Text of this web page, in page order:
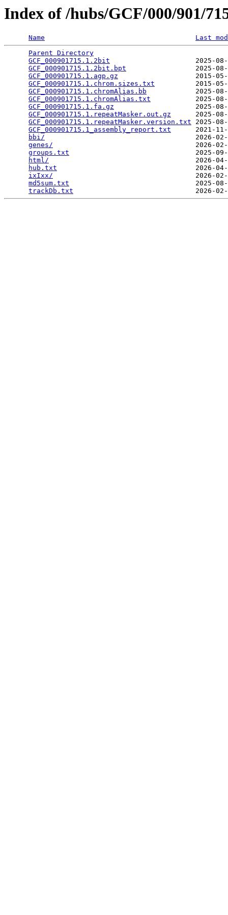
Index of /hubs/GCF/000/901/
Name
Last
Parent Directory
GCF_000901715.1.2bit
2025-
GCF_000901715.1.2bit.bpt
2025-
GCF_000901715.1.agp.gz
2015-
GCF_000901715.1.chrom.sizes.txt
2015-
GCF_000901715.1.chromAlias.bb
2025-
GCF_000901715.1.chromAlias.txt
2025-
GCF_000901715.1.fa.gz
2025-
GCF_000901715.1.repeatMasker.out.gz
2025-
GCF_000901715.1.repeatMasker.version.txt 2025-
GCF_000901715.1_assembly_report.txt
2021-
bbi/
2026-
genes/
2026-
groups.txt
2025-
html/
2026-
hub.txt
2026-
ixIxx/
2026-
md5sum.txt
2025-
trackDb.txt